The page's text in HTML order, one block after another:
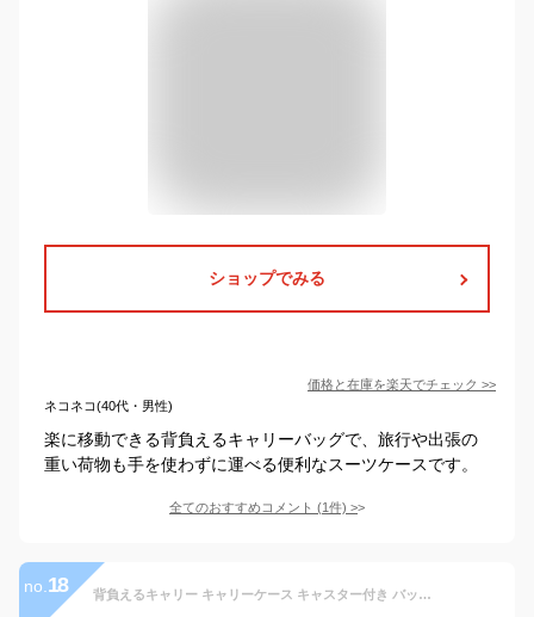
ショップでみる
価格と在庫を楽天でチェック >>
ネコネコ(40代・男性)
楽に移動できる背負えるキャリーバッグで、旅行や出張の
重い荷物も手を使わずに運べる便利なスーツケースです。
全てのおすすめコメント (1件) >
no. 18 背負えるキャリー キャリーケース キャスター付き バッグ リュック 軽量 大きめ 大容量 27L 1泊 2way 3way 旅行 トラベル 防災 帰省 買い物 ショッピング 観光 GULLWING KBN15152